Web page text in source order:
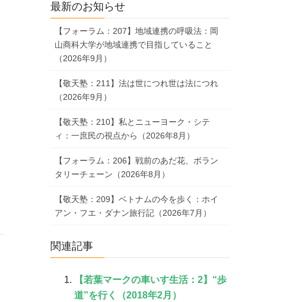
最新のお知らせ
【フォーラム：207】地域連携の呼吸法：岡
山商科大学が地域連携で目指していること
（2026年9月）
【敬天塾：211】法は世につれ世は法につれ
（2026年9月）
【敬天塾：210】私とニューヨーク・シテ
ィ：一庶民の視点から（2026年8月）
【フォーラム：206】戦前のあだ花、ボラン
タリーチェーン（2026年8月）
【敬天塾：209】ベトナムの今を歩く：ホイ
アン・フエ・ダナン旅行記（2026年7月）
関連記事
【若葉マークの車いす生活：2】“歩
道”を行く（2018年2月）